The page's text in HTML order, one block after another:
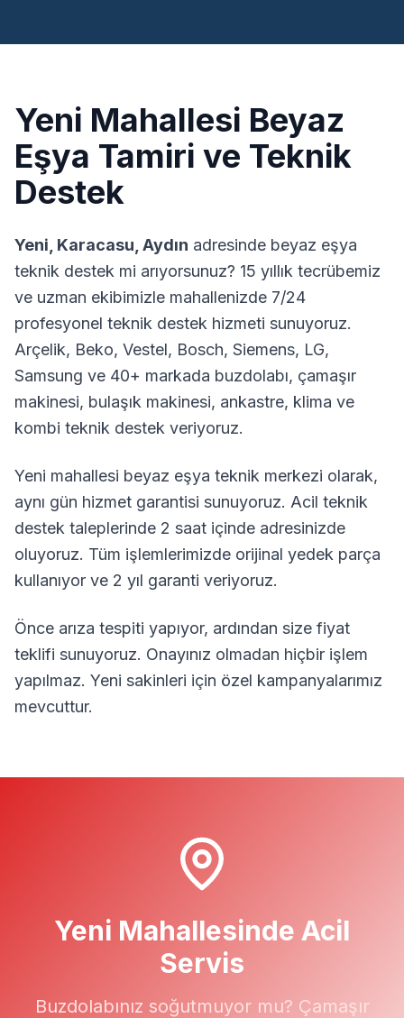
Yeni Mahallesi Beyaz
Eşya Tamiri ve Teknik
Destek
Yeni Karacasu Aydın adresinde beyaz eşya
teknik destek mi arıyorsunuz? 15 yıllık tecrübemiz
ve uzman ekibimizle mahallenizde 7/24
profesyonel teknik destek hizmeti sunuyoruz.
Arçelik, Beko, Vestel, Bosch, Siemens, LG,
Samsung ve 40+ markada buzdolabı, çamaşır
makinesi, bulaşık makinesi, ankastre, klima ve
kombi teknik destek veriyoruz.
Yeni mahallesi beyaz eşya teknik merkezi olarak,
aynı gün hizmet garantisi sunuyoruz. Acil teknik
destek taleplerinde 2 saat içinde adresinizde
oluyoruz. Tüm işlemlerimizde orijinal yedek parça
kullanıyor ve 2 yıl garanti veriyoruz.
Önce arıza tespiti yapıyor, ardından size fiyat
teklifi sunuyoruz. Onayınız olmadan hiçbir işlem
yapılmaz. Yeni sakinleri için özel kampanyalarımız
mevcuttur.
Yeni Mahallesinde Acil
Servis
Buzdolabınız soğutmuyor mu? Çamaşır